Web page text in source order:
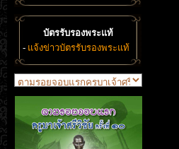
บัตรรับรองพระแท้
- แจ้งข่าวบัตรรับรองพระแท้